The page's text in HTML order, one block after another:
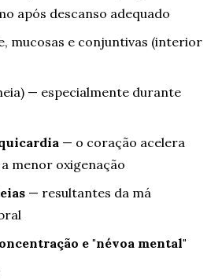
após descanso adequado
mucosas e conjuntivas (interior
— especialmente durante
— o coração acelera
menor oxigenação
— resultantes da má
e "névoa mental"